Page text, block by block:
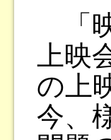
「
上
の上
今、